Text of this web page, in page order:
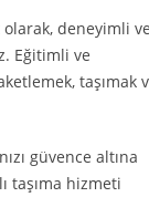
olarak, deneyimli ve
Eğitimli ve
taşımak
güvence altına
taşıma hizmeti